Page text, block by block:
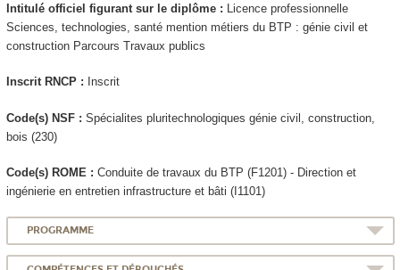
Intitulé officiel figurant sur le diplôme :
Licence professionnelle
Sciences, technologies, santé mention métiers du BTP : génie civil et
construction Parcours Travaux publics
Inscrit RNCP : Inscrit
Code(s) NSF : Spécialites pluritechnologiques génie civil, construction,
bois (230)
Code(s) ROME : Conduite de travaux du BTP (F1201) - Direction et
ingénierie en entretien infrastructure et bâti (I1101)
PROGRAMME